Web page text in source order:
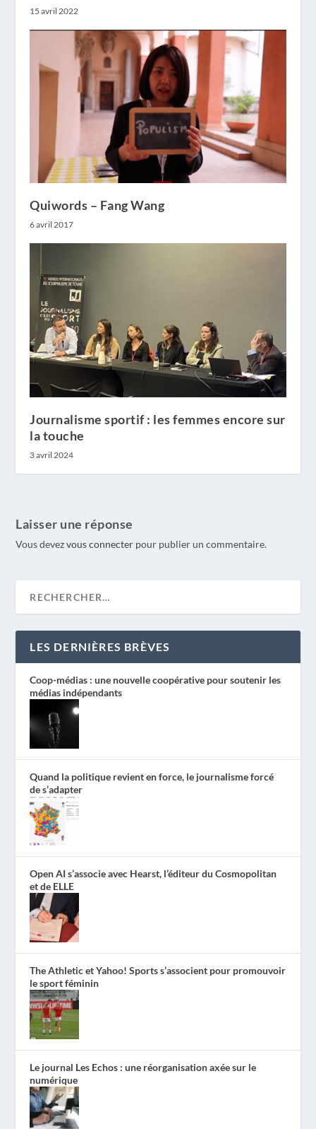
15 avril 2022
Quiwords – Fang Wang
6 avril 2017
Journalisme sportif : les femmes encore sur
la touche
3 avril 2024
Laisser une réponse
Vous devezvous connecter pour publier un commentaire.
LES DERNIÈRES BRÈVES
Coop-médias : une nouvelle coopérative pour soutenir les
médias indépendants
Quand la politique revient en force, le journalisme forcé
de s’adapter
Open AI s’associe avec Hearst, l’éditeur du Cosmopolitan
et de ELLE
The Athletic et Yahoo! Sports s’associent pour promouvoir
le sport féminin
Le journal Les Echos : une réorganisation axée sur le
numérique